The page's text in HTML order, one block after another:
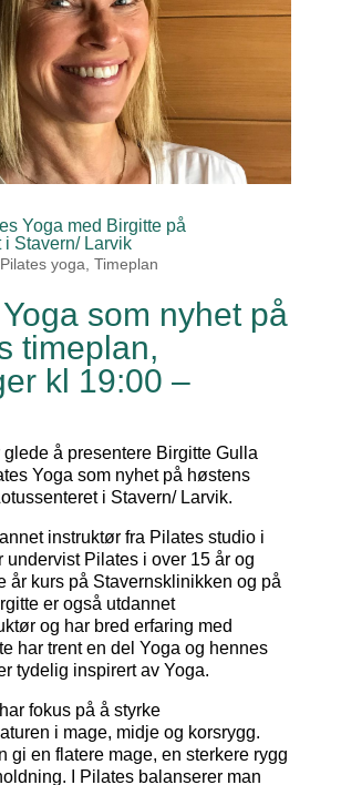
Yoga med Birgitte på
i Stavern/ Larvik
Pilates yoga Timeplan
som nyhet på
timeplan,
kl 19:00 –
glede å presentere Birgitte Gulla
Yoga som nyhet på høstens
i Stavern/ Larvik.
instruktør fra Pilates studio i
undervist Pilates i over 15 år og
år kurs på Stavernsklinikken og på
er også utdannet
og har bred erfaring med
har trent en del Yoga og hennes
tydelig inspirert av Yoga.
fokus på å styrke
i mage, midje og korsrygg.
gi en flatere mage, en sterkere rygg
I Pilates balanserer man